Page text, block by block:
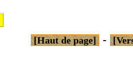
[Haut de page] -